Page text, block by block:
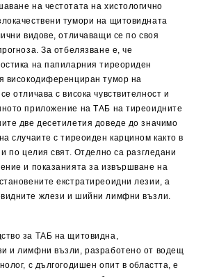
на честотата на хистологично
тумори на щитовидната
видове, отличаващи се по своя
За отбелязване е, че
на папиларния тиреориден
високодиференциран тумор на
отличава с висока чувствителност и
приложение на ТАБ на тиреоидните
две десетилетия доведе до значимо
случаите с тиреоиден карцином както в
по целия свят. Отделно са разгледани
и показанията за извършване на
екстратиреоидни лезии, а
жлези и шийни лимфни възли.
за ТАБ на щитовидна,
и лимфни възли, разработено от водещ
с дългогодишен опит в областта, е